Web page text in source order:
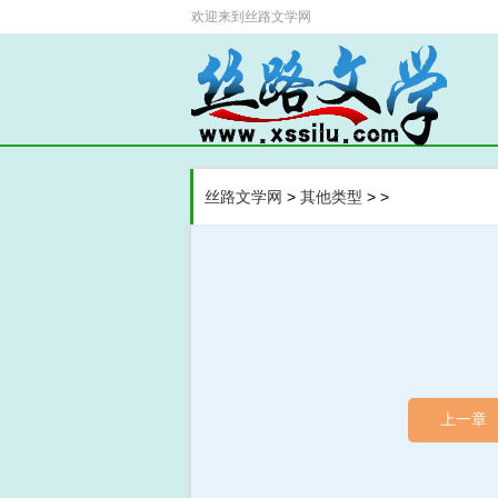
欢迎来到 丝路文学网
丝路文学网 > 其他类型 > >
上一章